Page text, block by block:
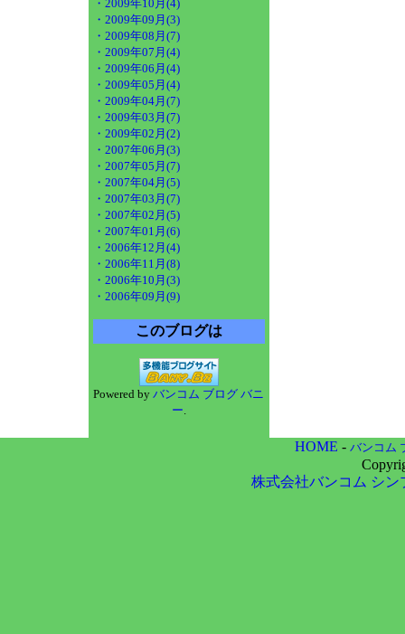
・2009年10月(4)
・2009年09月(3)
・2009年08月(7)
・2009年07月(4)
・2009年06月(4)
・2009年05月(4)
・2009年04月(7)
・2009年03月(7)
・2009年02月(2)
・2007年06月(3)
・2007年05月(7)
・2007年04月(5)
・2007年03月(7)
・2007年02月(5)
・2007年01月(6)
・2006年12月(4)
・2006年11月(8)
・2006年10月(3)
・2006年09月(9)
このブログは
Powered by バンコム ブログ バニ
ー.
HOME - バンコム
株式会社バンコム シン